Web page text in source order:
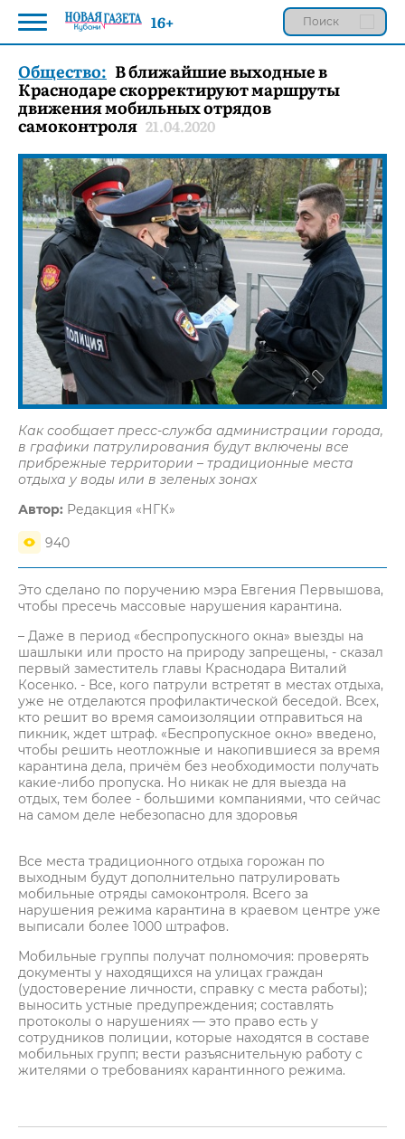
Общество: В ближайшие выходные в
Краснодаре скорректируют маршруты
движения мобильных отрядов
самоконтроля 21.04.2020
Как сообщает пресс-служба администрации города,
в графики патрулирования будут включены все
прибрежные территории – традиционные места
отдыха у воды или в зеленых зонах
Автор: Редакция «НГК»
940
Это сделано по поручению мэра Евгения Первышова,
чтобы пресечь массовые нарушения карантина.
– Даже в период «беспропускного окна» выезды на
шашлыки или просто на природу запрещены, - сказал
первый заместитель главы Краснодара Виталий
Косенко. - Все, кого патрули встретят в местах отдыха,
уже не отделаются профилактической беседой. Всех,
кто решит во время самоизоляции отправиться на
пикник, ждет штраф. «Беспропускное окно» введено,
чтобы решить неотложные и накопившиеся за время
карантина дела, причём без необходимости получать
какие-либо пропуска. Но никак не для выезда на
отдых, тем более - большими компаниями, что сейчас
на самом деле небезопасно для здоровья
Все места традиционного отдыха горожан по
выходным будут дополнительно патрулировать
мобильные отряды самоконтроля. Всего за
нарушения режима карантина в краевом центре уже
выписали более 1000 штрафов.
Мобильные группы получат полномочия: проверять
документы у находящихся на улицах граждан
(удостоверение личности, справку с места работы);
выносить устные предупреждения; составлять
протоколы о нарушениях — это право есть у
сотрудников полиции, которые находятся в составе
мобильных групп; вести разъяснительную работу с
жителями о требованиях карантинного режима.
16+